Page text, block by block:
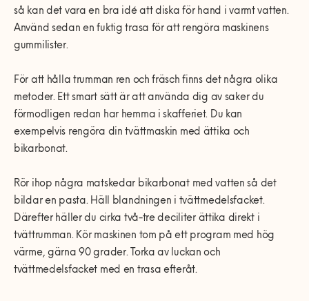
så kan det vara en bra idé att diska för hand i varmt vatten.
Använd sedan en fuktig trasa för att rengöra maskinens
gummilister.
För att hålla trumman ren och fräsch finns det några olika
metoder. Ett smart sätt är att använda dig av saker du
förmodligen redan har hemma i skafferiet. Du kan
exempelvis rengöra din tvättmaskin med ättika och
bikarbonat.
Rör ihop några matskedar bikarbonat med vatten så det
bildar en pasta. Häll blandningen i tvättmedelsfacket.
Därefter häller du cirka två-tre deciliter ättika direkt i
tvättrumman. Kör maskinen tom på ett program med hög
värme, gärna 90 grader. Torka av luckan och
tvättmedelsfacket med en trasa efteråt.